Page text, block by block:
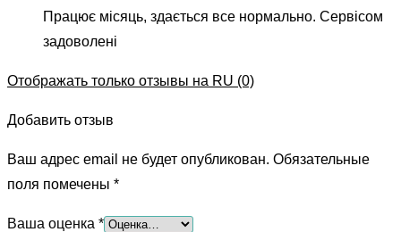
Працює місяць, здається все нормально. Сервісом
задоволені
Отображать только отзывы на RU (0)
Добавить отзыв
Ваш адрес email не будет опубликован. Обязательные
поля помечены *
Ваша оценка *